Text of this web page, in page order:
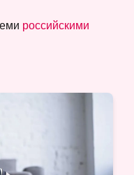
российскими